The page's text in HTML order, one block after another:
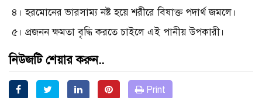
৪। হরমোনের ভারসাম্য নষ্ট হয়ে শরীরে বিষাক্ত পদার্থ জমলে।
৫। প্রজনন ক্ষমতা বৃদ্ধি করতে চাইলে এই পানীয় উপকারী।
নিউজটি শেয়ার করুন..
Print